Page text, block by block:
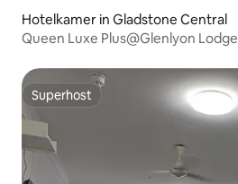
Hotelkamer in Gladstone Central
Queen Luxe Plus@Glenlyon Lodge
Superhost
Superhost